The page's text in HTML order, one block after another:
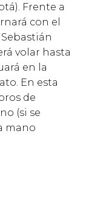
Frente a
con el
volar hasta
en la
En esta
de
(si se
mano